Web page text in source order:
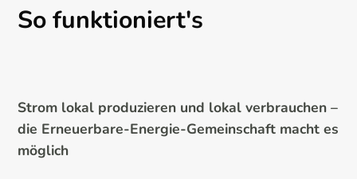
So funktioniert's
Strom lokal produzieren und lokal verbrauchen –
die Erneuerbare-Energie-Gemeinschaft macht es
möglich